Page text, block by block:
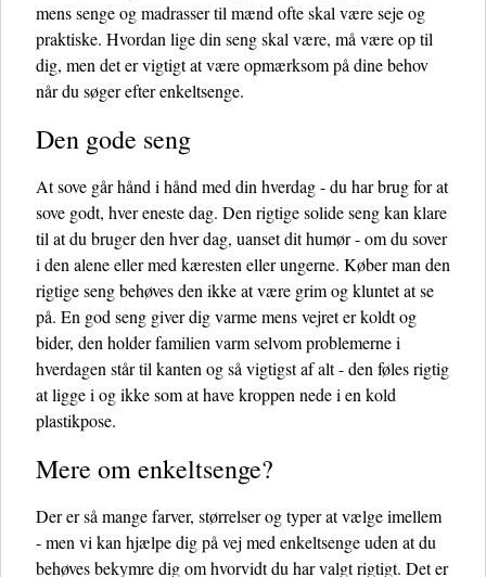
mens senge og madrasser til mænd ofte skal være seje og
praktiske. Hvordan lige din seng skal være, må være op til
dig, men det er vigtigt at være opmærksom på dine behov
når du søger efter enkeltsenge.
Den gode seng
At sove går hånd i hånd med din hverdag - du har brug for at
sove godt, hver eneste dag. Den rigtige solide seng kan klare
til at du bruger den hver dag, uanset dit humør - om du sover
i den alene eller med kæresten eller ungerne. Køber man den
rigtige seng behøves den ikke at være grim og kluntet at se
på. En god seng giver dig varme mens vejret er koldt og
bider, den holder familien varm selvom problemerne i
hverdagen står til kanten og så vigtigst af alt - den føles rigtig
at ligge i og ikke som at have kroppen nede i en kold
plastikpose.
Mere om enkeltsenge?
Der er så mange farver, størrelser og typer at vælge imellem
- men vi kan hjælpe dig på vej med enkeltsenge uden at du
behøves bekymre dig om hvorvidt du har valgt rigtigt. Det er